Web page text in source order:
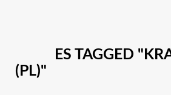
IMAGES TAGGED
(PL)"